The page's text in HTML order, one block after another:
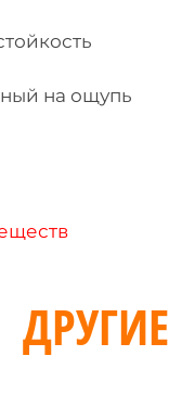
на ощупь